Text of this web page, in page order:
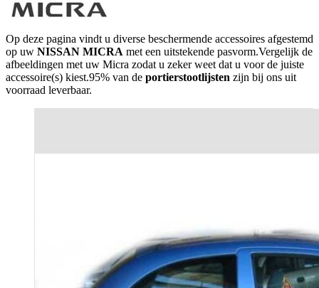
Op deze pagina vindt u diverse beschermende accessoires afgestemd
op uw NISSAN MICRA met een uitstekende pasvorm.Vergelijk de
afbeeldingen met uw Micra zodat u zeker weet dat u voor de juiste
accessoire(s) kiest.95% van de portierstootlijsten zijn bij ons uit
voorraad leverbaar.